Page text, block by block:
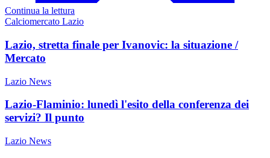
Continua la lettura
Calciomercato Lazio
Lazio, stretta finale per Ivanovic: la situazione /
Mercato
Lazio News
Lazio-Flaminio: lunedì l'esito della conferenza dei
servizi? Il punto
Lazio News